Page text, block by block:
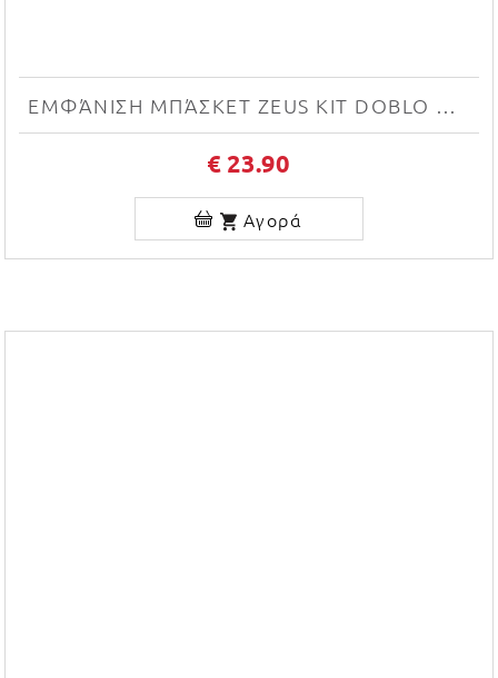
ΕΜΦΆΝΙΣΗ ΜΠΆΣΚΕΤ ZEUS KIT DOBLO NEW (BIANCO/ROYAL)
€ 23.90
Αγορά